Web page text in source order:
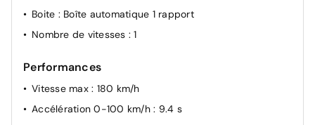
Boite : Boîte automatique 1 rapport
Nombre de vitesses : 1
Performances
Vitesse max : 180 km/h
Accélération 0-100 km/h : 9.4 s